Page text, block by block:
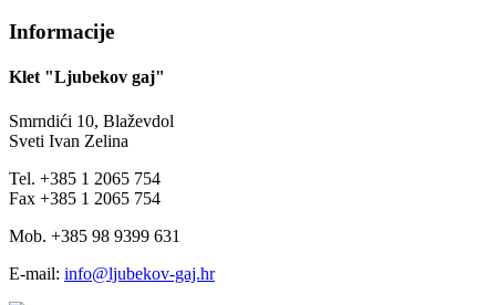
Informacije
Klet "Ljubekov gaj"
Smrndići 10, Blaževdol
Sveti Ivan Zelina
Tel. +385 1 2065 754
Fax +385 1 2065 754
Mob. +385 98 9399 631
E-mail: info@ljubekov-gaj.hr